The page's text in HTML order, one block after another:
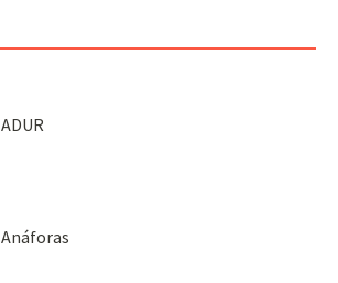
ADUR
Anáforas